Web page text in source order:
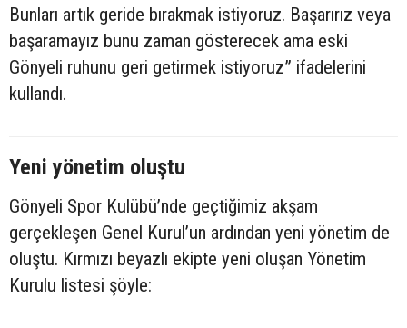
Bunları artık geride bırakmak istiyoruz. Başarırız veya
başaramayız bunu zaman gösterecek ama eski
Gönyeli ruhunu geri getirmek istiyoruz” ifadelerini
kullandı.
Yeni yönetim oluştu
Gönyeli Spor Kulübü’nde geçtiğimiz akşam
gerçekleşen Genel Kurul’un ardından yeni yönetim de
oluştu. Kırmızı beyazlı ekipte yeni oluşan Yönetim
Kurulu listesi şöyle: